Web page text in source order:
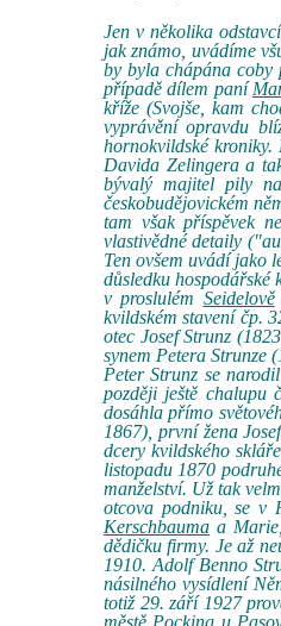
Jen v několika
jak známo, uvádíme
by byla chápána coby
případě dílem paní
kříže (Svojše, kam
vyprávění opravdu
hornokvildské
Davida Zelingera a
bývalý majitel pily
českobudějovickém
tam však příspěvek
vlastivědné detaily
Ten ovšem uvádí jako
důsledku
v proslulém Seidelově
kvildském stavení čp.
otec Josef Strunz
synem Petera Strunze
Peter Strunz se
později ještě chalupu
dosáhla přímo
1867), první žena
dcery kvildského
listopadu 1870
manželství. Už tak
otcova podniku, se v
Kerschbauma a
dědičku firmy. Je až
1910. Adolf Benno
násilného vysídlení
totiž 29. září 1927
městě Pocking u